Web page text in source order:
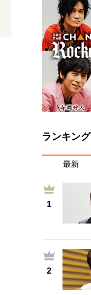
ランキング
最新
1
2